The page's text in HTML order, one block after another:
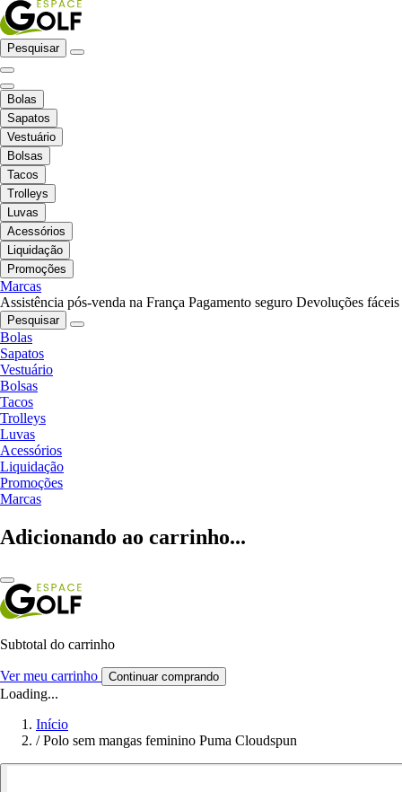
Pesquisar
Bolas
Sapatos
Vestuário
Bolsas
Tacos
Trolleys
Luvas
Acessórios
Liquidação
Promoções
Marcas
Assistência pós-venda na França Pagamento seguro Devoluções fáceis
Pesquisar
Bolas
Sapatos
Vestuário
Bolsas
Tacos
Trolleys
Luvas
Acessórios
Liquidação
Promoções
Marcas
Adicionando ao carrinho...
Subtotal do carrinho
Ver meu carrinho Continuar comprando
Loading...
Início
/ Polo sem mangas feminino Puma Cloudspun